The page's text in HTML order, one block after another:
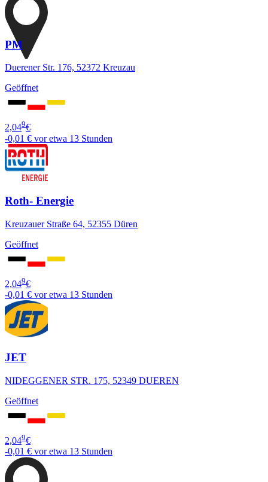
PM
Duerener Str. 176, 52372 Kreuzau
Geöffnet
2,049€
-0,01 € vor etwa 13 Stunden
Roth- Energie
Kreuzauer Straße 64, 52355 Düren
Geöffnet
2,049€
-0,01 € vor etwa 13 Stunden
JET
NIDEGGENER STR. 175, 52349 DUEREN
Geöffnet
2,049€
-0,01 € vor etwa 13 Stunden